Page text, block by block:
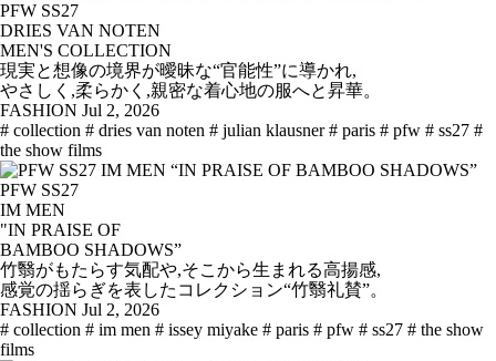
PFW SS27
DRIES VAN NOTEN
MEN'S COLLECTION
現実と想像の境界が曖昧な“官能性”に導かれ,
やさしく,柔らかく,親密な着心地の服へと昇華。
FASHION Jul 2, 2026
# collection # dries van noten # julian klausner # paris # pfw # ss27 #
the show films
PFW SS27
IM MEN
"IN PRAISE OF
BAMBOO SHADOWS”
竹翳がもたらす気配や,そこから生まれる高揚感,
感覚の揺らぎを表したコレクション“竹翳礼賛”。
FASHION Jul 2, 2026
# collection # im men # issey miyake # paris # pfw # ss27 # the show
films